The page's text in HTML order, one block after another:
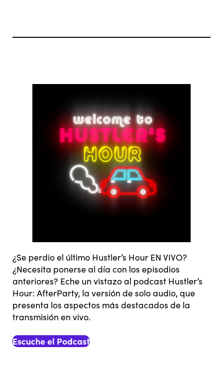
¿Se perdio el último Hustler’s Hour EN VIVO?
¿Necesita ponerse al día con los episodios
anteriores? Eche un vistazo al podcast Hustler’s
Hour: AfterParty, la versión de solo audio, que
presenta los aspectos más destacados de la
transmisión en vivo.
Escuche el Podcast